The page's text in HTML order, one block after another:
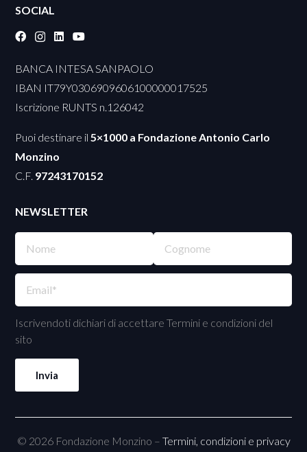
SOCIAL
BANCA INTESA SANPAOLO
IBAN IT79Y0306909606100000017525
Iscrizione RUNTS n.126042
Puoi destinare il5×1000 a Fondazione Antonio Carlo
Monzino
C.F. 97243170152
NEWSLETTER
Iscrivendoti dichiari di accettare Termini e condizioni del
sito
© 2026 Fondazione Monzino – Termini, condizioni e privacy